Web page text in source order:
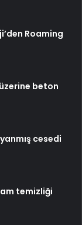
Roaming
beton
cesedi
temizliği